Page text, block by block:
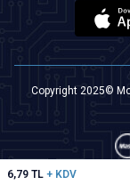
6,79 TL + KDV
Copyright 2025©